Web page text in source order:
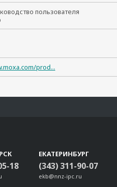
пользователя
prod...
18
ЕКАТЕРИНБУРГ
(343) 311-90-07
ekb@nnz-ipc.ru